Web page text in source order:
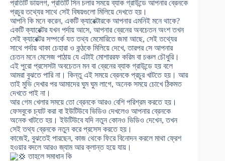
প্রতিটি ডায়লগ, প্রতিটি সিন চলার সময়ে ব্যাক গ্রাউন্ডে আপনার ব্রেনকে
প্রচুর তথ্যের সাথে সেই বিষয়গুলো মিলিয়ে দেখতে হয়।
আপনি কি মনে করেন, একটি ক্যারেক্টারকে আপনার এমনিই মনে থাকে?
একটি ক্যারেক্টর যখন পর্দায় আসে, আপনার ব্রেনের অবচেতন অংশ তখন
সেই ক্যারেক্টর সম্পর্কে যত তথ্য মেমোরিতে জমা আছে, সেই তথ্যের
সাথে পর্দায় থাকা চেহারা ও কন্ঠকে মিলিয়ে দেখে, তারপর সে আপনার
চেতন মনে মেসেজ পাঠায় যে এটাই মোশাররফ করিম বা চঞ্চল চৌধুরি।
এই পুরো প্রসেসটা অবচেতন মন বা ব্রেনের ব্যাক গ্রাউন্ডে হয় বলে
আমরা বুঝতে পারি না। কিন্তু এই সময়ে ব্রেনকে প্রচুর খাটতে হয়। আর
তাই মুভি দেখার পর আমাদের ঘুম ঘুম লাগে, অনেক সময়ে চোখে ঠিকমত
দেখতে পাই না।
আর গেম খেলার সময়ে তো ব্রেনকে আরও বেশি পরিশ্রম করতে হয়।
ফেসবুকে চ্যাট করা বা ইউটিউবে ভিডিও দেখলেও আপনার ব্রেনকে
অনেক খাটতে হয়। ইউটিউবে যদি নতুন কোনও ভিডিও দেখেন, তখন
সেই তথ্য ব্রেনকে নতুন করে প্রসেস করতে হয়।
কাজেই, বুঝতেই পারছেন, কাজ থেকে ফিরে বিনোদন করলে মাথা ফ্রেশ
হওয়ার বদলে আরও জ্যাম আর ক্লান্ত হয়ে যায়।
তাহলে সমাধান কি